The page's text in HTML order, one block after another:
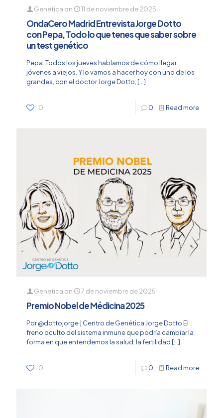
Genetica on 11 de noviembre de 2025
OndaCero Madrid Entrevista Jorge Dotto
con Pepa, Todo lo que tenes que saber sobre
un test genético
Pepa: Todos los jueves hablamos de cómo llegar
jóvenes a viejos. Y lo vamos a hacer hoy con uno de los
grandes, con el doctor Jorge Dotto, […]
0 0 Read more
Genetica on 7 de noviembre de 2025
Premio Nobel de Médicina 2025
Por @dottojorge | Centro de Genética Jorge Dotto El
freno oculto del sistema inmune que podría cambiar la
forma en que entendemos la salud, la fertilidad[…]
0 0 Read more